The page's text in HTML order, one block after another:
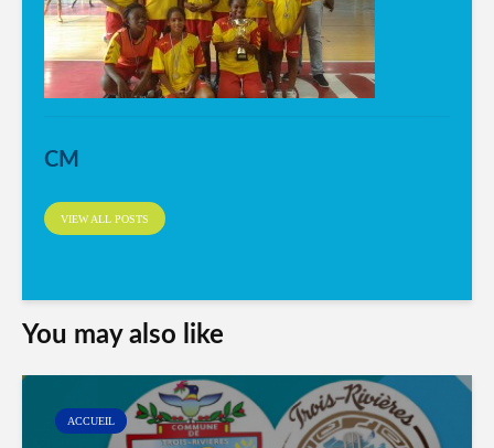
CM
VIEW ALL POSTS
You may also like
ACCUEIL